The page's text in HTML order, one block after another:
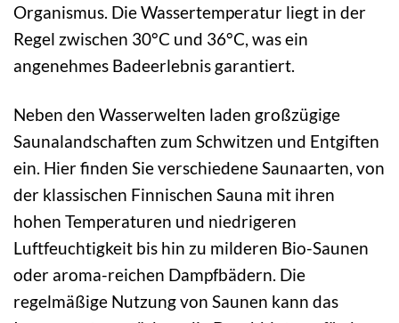
Organismus. Die Wassertemperatur liegt in der
Regel zwischen 30°C und 36°C, was ein
angenehmes Badeerlebnis garantiert.
Neben den Wasserwelten laden großzügige
Saunalandschaften zum Schwitzen und Entgiften
ein. Hier finden Sie verschiedene Saunaarten, von
der klassischen Finnischen Sauna mit ihren
hohen Temperaturen und niedrigeren
Luftfeuchtigkeit bis hin zu milderen Bio-Saunen
oder aroma-reichen Dampfbädern. Die
regelmäßige Nutzung von Saunen kann das